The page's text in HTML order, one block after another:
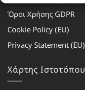
Όροι Χρήσης GDPR
Cookie Policy (EU)
Privacy Statement (EU)
Χάρτης Ιστοτόπου